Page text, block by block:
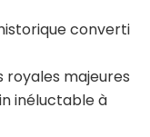
converti
majeures
inéluctable à